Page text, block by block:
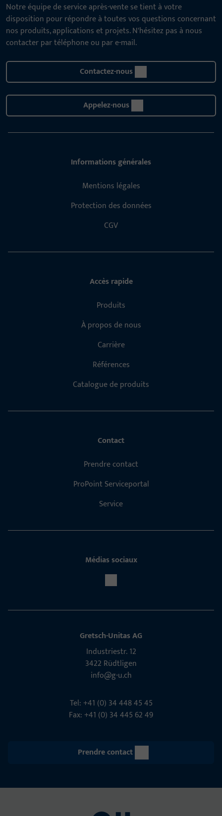
Notre équipe de service après-vente se tient à votre
disposition pour répondre à toutes vos questions concernant
nos produits, applications et projets. N'hésitez pas à nous
contacter par téléphone ou par e-mail.
Contactez-nous
Appelez-nous
Informations générales
Mentions légales
Protection des données
CGV
Accès rapide
Produits
À propos de nous
Carrière
Références
Catalogue de produits
Contact
Prendre contact
ProPoint Serviceportal
Service
Médias sociaux
Gretsch-Unitas AG
Indu­s­triestr. 12
3422 Rüdt­ligen
info@g-u.ch
Tel: +41 (0) 34 448 45 45
Fax: +41 (0) 34 445 62 49
Prendre contact